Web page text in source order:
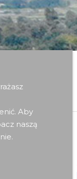
Aby
naszą